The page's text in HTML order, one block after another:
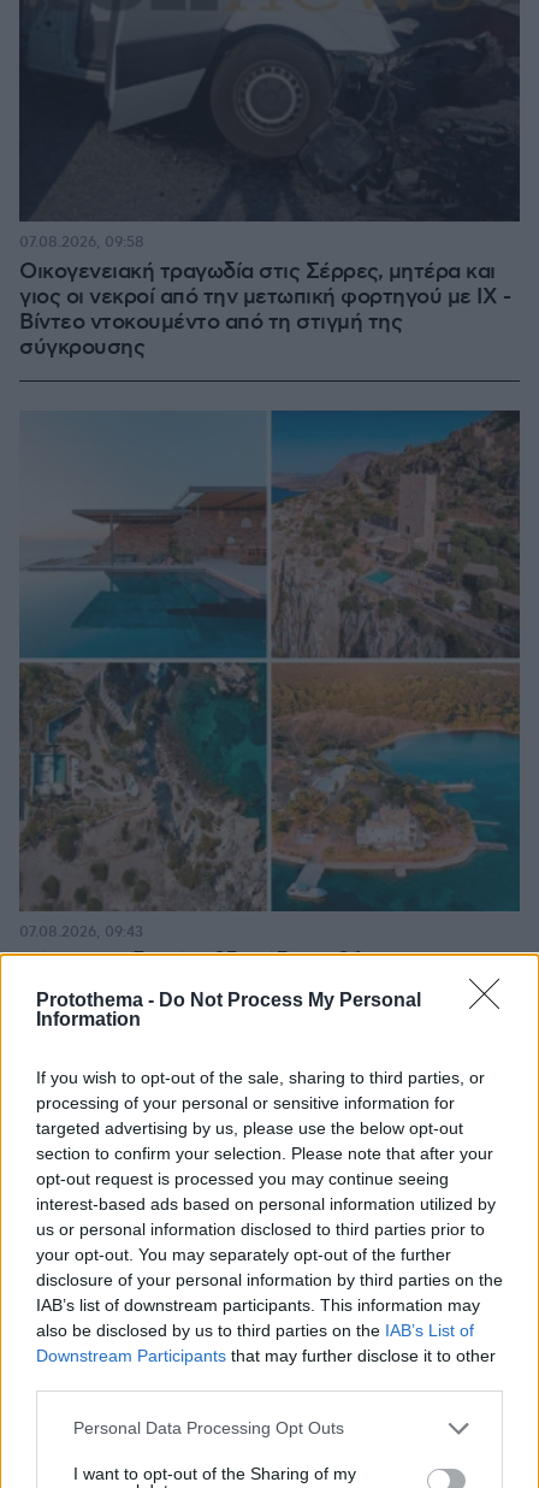
Protothema - Do Not Process My Personal
Information
If you wish to opt-out of the sale, sharing to third parties, or
processing of your personal or sensitive information for
targeted advertising by us, please use the below opt-out
section to confirm your selection. Please note that after your
opt-out request is processed you may continue seeing
interest-based ads based on personal information utilized by
us or personal information disclosed to third parties prior to
your opt-out. You may separately opt-out of the further
disclosure of your personal information by third parties on the
IAB’s list of downstream participants. This information may
also be disclosed by us to third parties on the IAB’s List of
Downstream Participants that may further disclose it to other
Please note that this website/app uses one or more Google
not limited to your visit or usage behaviour. You may click to
Personal Data Processing Opt Outs
I want to opt-out of the Sharing of my
Οικογενειακή τραγωδία στις Σέρρες, μητέρα και
γιος οι νεκροί από την μετωπική φορτηγού με ΙΧ -
Βίντεο ντοκουμέντο από τη στιγμή της
σύγκρουσης
07.08.2026, 09:58
Πόσο κοστίζει μία εβδομάδα σε βίλες -
παράδεισους
07.08.2026, 09:43